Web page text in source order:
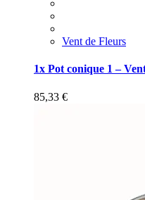
Vent de Fleurs
1x Pot conique 1 –
85,33 €